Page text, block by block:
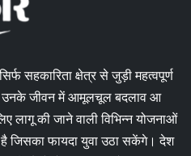
सहकारिता क्षेत्र से जुड़ी महत्वपूर्ण
उनके जीवन में आमूलचूल बदलाव आ
लागू की जाने वाली विभिन्न योजनाओं
है जिसका फायदा युवा उठा सकेंगे। देश